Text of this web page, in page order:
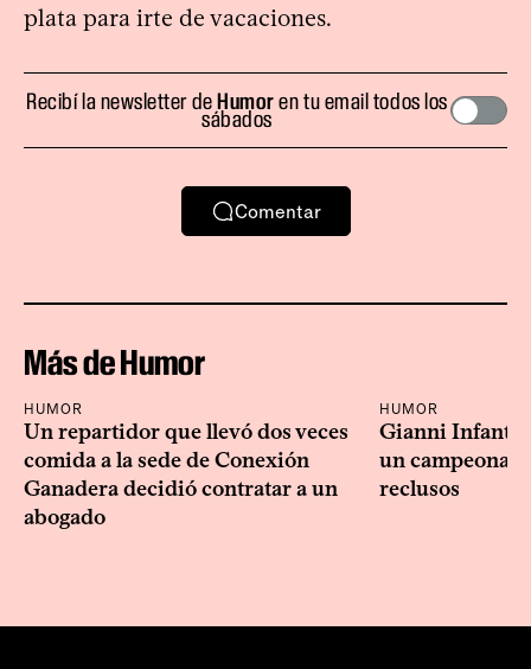
plata para irte de vacaciones.
Recibí la newsletter deHumoren tu email todos los
sábados
Comentar
Más de Humor
HUMOR
Un repartidor que llevó dos veces
comida a la sede de Conexión
Ganadera decidió contratar a un
abogado
HUMOR
Gianni
un
reclusos